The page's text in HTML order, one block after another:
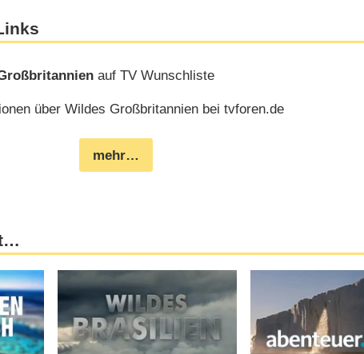
auf TV Wunschliste
über Wildes Großbritannien bei tvforen.de
mehr…